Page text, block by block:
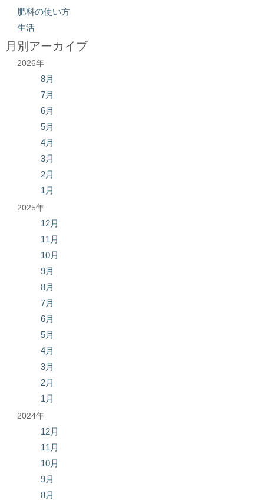
肥料の使い方
生活
月別アーカイブ
2026年
8月
7月
6月
5月
4月
3月
2月
1月
2025年
12月
11月
10月
9月
8月
7月
6月
5月
4月
3月
2月
1月
2024年
12月
11月
10月
9月
8月